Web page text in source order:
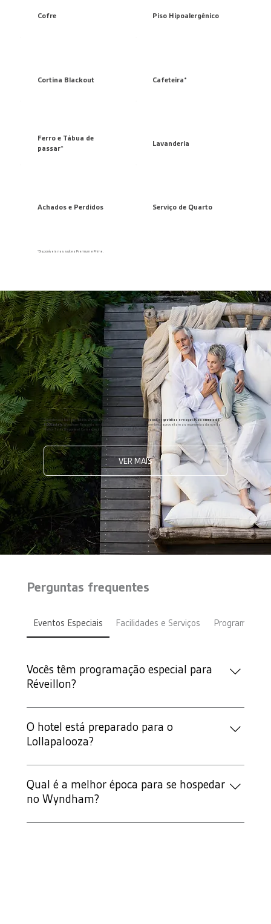
Cofre Piso Hipoalergênico
Cortina Blackout Cafeteira*
Ferro e Tábua de
passar*
Lavanderia
Achados e Perdidos Serviço de Quarto
*Disponíveis nas suítes Premium e Prime.
Quando você ficar em hotéis Wyndham, você pode
ganhar pontos para noites gratuitas e resgatá-los em mais de
8.000 hotéisWyndham Rewards em todo o mundo. Além disso, os membros aproveitam as economias da nossa
Melhor Tarifa Disponível. Com exceção dos hotéis La Quinta by Wyndham.
VER MAIS
Perguntas frequentes
Eventos Especiais Facilidades e Serviços Programa de
Vocês têm programação especial para
Réveillon?
Sim! O Wyndham oferece experiências especiais para
Réveillon no dia 31 de dezembro. Consulte as ofertas
disponíveis.
O hotel está preparado para o
Lollapalooza?
Sim, o Wyndham Ibirapuera oferece pacotes especiais
para quem deseja se hospedar durante o Lollapalooza
SP, com localização estratégica e facilidades completas.
Qual é a melhor época para se hospedar
no Wyndham?
O hotel oferece experiências especiais em diferentes